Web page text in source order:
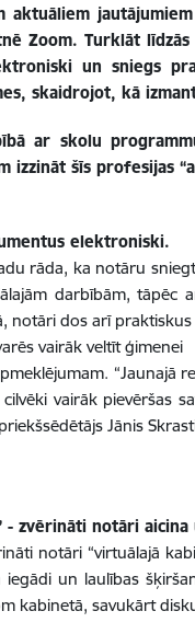
aktuāliem
Zoom. Turklāt
un sniegs
skaidrojot, kā
ar skolu
izzināt šīs profesijas
elektroniski.
rāda, ka notāru
darbībām, tāpēc
notāri dos arī
vairāk veltīt ģimenei
“Jaunajā
vairāk pievēršas
Jānis
- zvērināti notāri
notāri “virtuālajā
un laulības
kabinetā, savukārt